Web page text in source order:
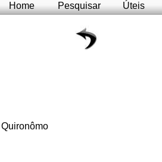
Home Pesquisar Úteis
Quironômo